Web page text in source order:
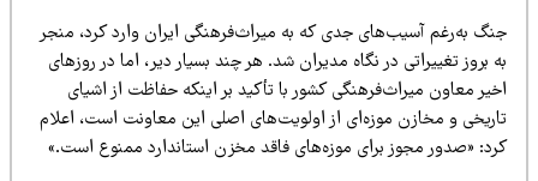
به‌رغم آسیب‌های جدی که به میراث‌فرهنگی ایران وارد کرد، منجر
بروز تغییراتی در نگاه مدیران شد. هر چند بسیار دیر، اما در روزهای
معاون میراث‌فرهنگی کشور با تأکید بر اینکه حفاظت از اشیای
و مخازن موزه‌ای از اولویت‌های اصلی این معاونت است، اعلام
«صدور مجوز برای موزه‌های فاقد مخزن استاندارد ممنوع است.»